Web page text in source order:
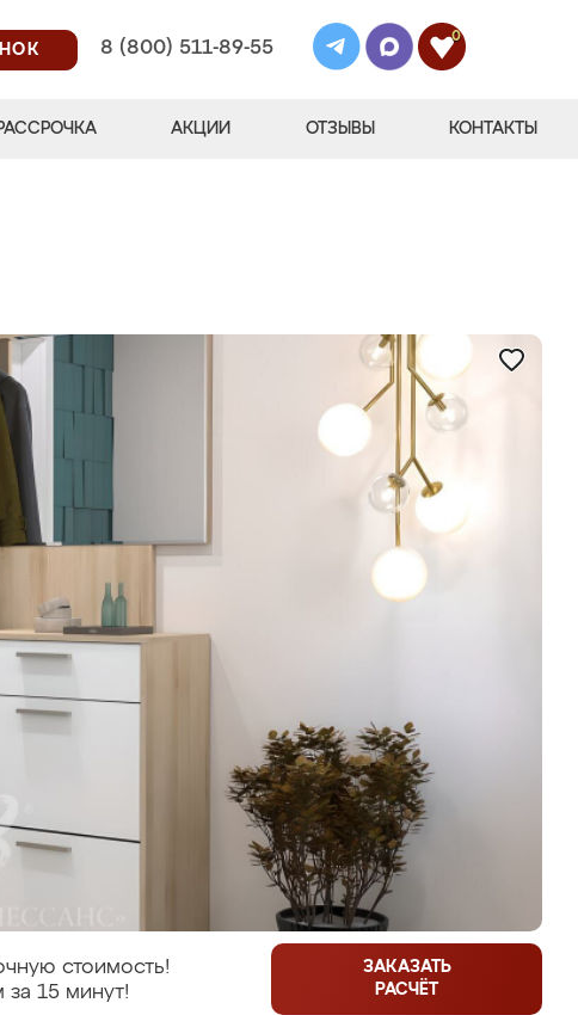
8 (800) 511-89-55
0
АКЦИИ ОТЗЫВЫ КОНТАКТЫ
стоимость!
15 минут!
ЗАКАЗАТЬ
РАСЧЁТ